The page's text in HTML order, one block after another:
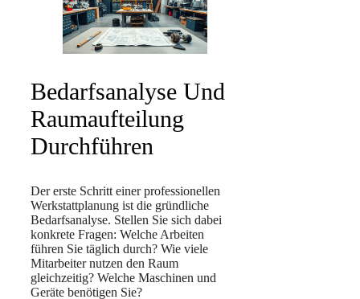
Bedarfsanalyse Und
Raumaufteilung
Durchführen
Der erste Schritt einer professionellen
Werkstattplanung ist die gründliche
Bedarfsanalyse. Stellen Sie sich dabei
konkrete Fragen: Welche Arbeiten
führen Sie täglich durch? Wie viele
Mitarbeiter nutzen den Raum
gleichzeitig? Welche Maschinen und
Geräte benötigen Sie?